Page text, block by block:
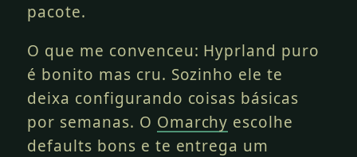
pacote.
O que me convenceu: Hyprland puro
é bonito mas cru. Sozinho ele te
deixa configurando coisas básicas
por semanas. O Omarchy escolhe
defaults bons e te entrega um